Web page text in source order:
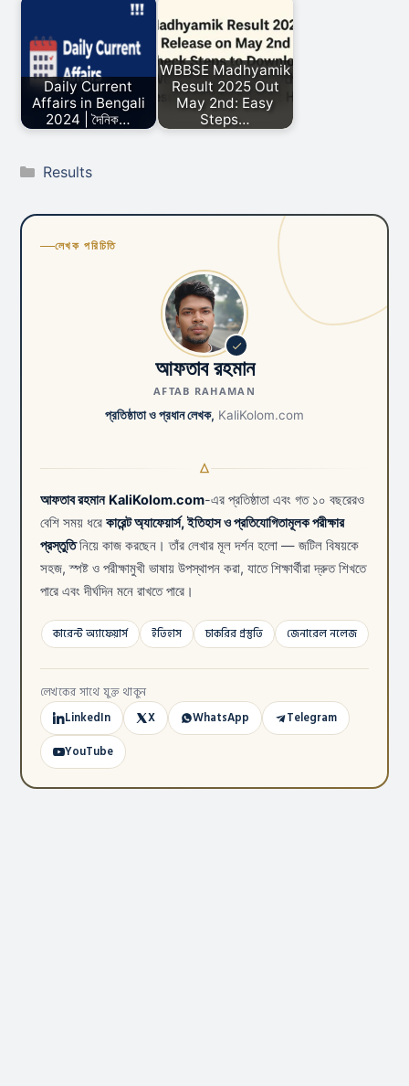
Daily Current
Affairs in Bengali
2024 | দৈনিক…
WBBSE Madhyamik
Result 2025 Out
May 2nd: Easy
Steps…
Categories
Results
লেখক পরিচিতি
আফতাব রহমান
AFTAB RAHAMAN
প্রতিষ্ঠাতা ও প্রধান লেখক, KaliKolom.com
আফতাব রহমান KaliKolom.com-এর প্রতিষ্ঠাতা এবং গত ১০ বছরেরও
বেশি সময় ধরে কারেন্ট অ্যাফেয়ার্স, ইতিহাস ও প্রতিযোগিতামূলক পরীক্ষার
প্রস্তুতিনিয়ে কাজ করছেন। তাঁর লেখার মূল দর্শন হলো — জটিল বিষয়কে
সহজ, স্পষ্ট ও পরীক্ষামুখী ভাষায় উপস্থাপন করা, যাতে শিক্ষার্থীরা দ্রুত শিখতে
পারে এবং দীর্ঘদিন মনে রাখতে পারে।
কারেন্ট অ্যাফেয়ার্স ইতিহাস চাকরির প্রস্তুতি জেনারেল নলেজ
লেখকের সাথে যুক্ত থাকুন
LinkedIn X WhatsApp
Telegram
YouTube